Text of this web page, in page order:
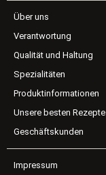
Über uns
Verantwortung
Qualität und Haltung
Spezialitäten
Produktinformationen
Unsere besten Rezepte
Geschäftskunden
Impressum